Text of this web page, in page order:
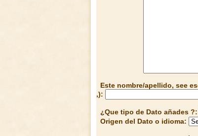
Este nombre/apellido, see
,):
¿Que tipo de Dato añades ?:
Origen del Dato o idioma: